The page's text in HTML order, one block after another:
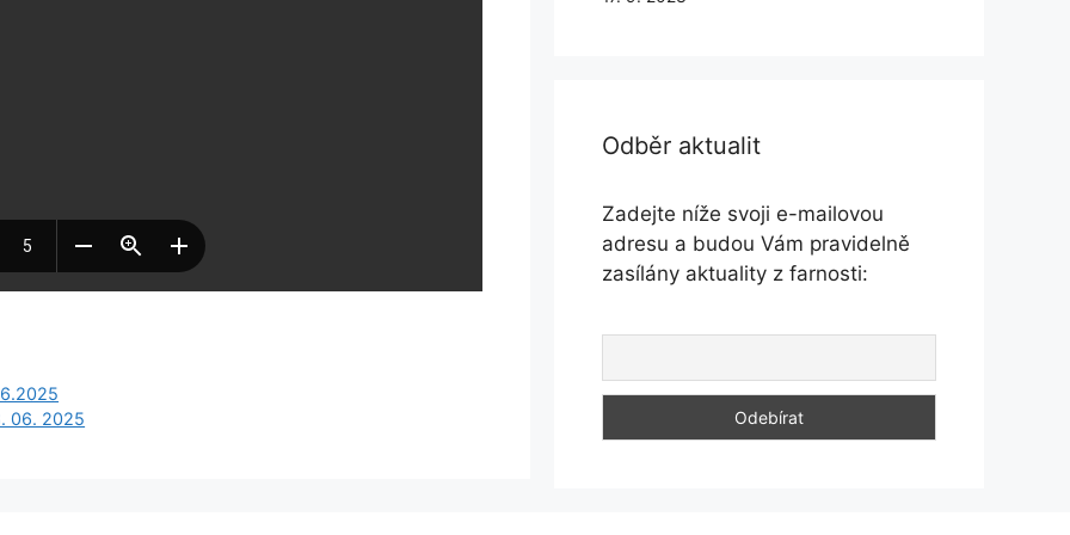
06. 2025
Odběr aktualit
Zadejte níže svoji e-mailovou
adresu a budou Vám pravidelně
zasílány aktuality z farnosti: